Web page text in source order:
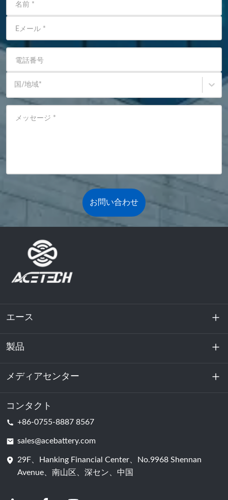
名前 *
Eメール *
電話番号
国/地域*
メッセージ *
お問い合わせ
エース
私たちに関しては
持続可能性
製品
エネルギー貯蔵
データセンターおよびサーバー室
バッテリーセル
メディアセンター
ニュース
コンタクト
+86-0755-8887 8567
sales@acebattery.com
29F、Hanking Financial Center、No.9968 Shennan
Avenue、南山区、深セン、中国